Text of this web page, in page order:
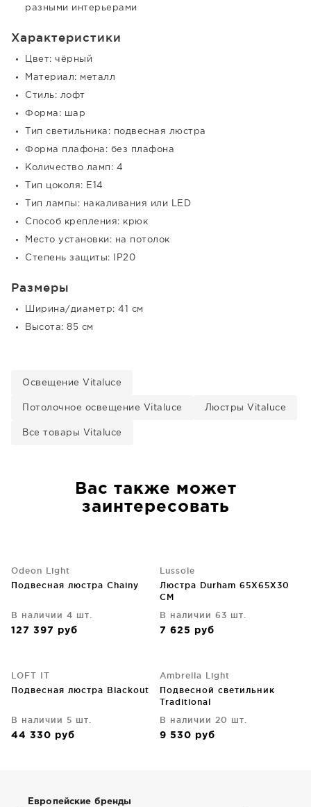
разными интерьерами
Характеристики
Цвет: чёрный
Материал: металл
Стиль: лофт
Форма: шар
Тип светильника: подвесная люстра
Форма плафона: без плафона
Количество ламп: 4
Тип цоколя: E14
Тип лампы: накаливания или LED
Способ крепления: крюк
Место установки: на потолок
Степень защиты: IP20
Размеры
Ширина/диаметр: 41 см
Высота: 85 см
Освещение Vitaluce
Потолочное освещение Vitaluce Люстры Vitaluce
Все товары Vitaluce
Вас также может
заинтересовать
Odeon Light
Подвесная люстра Chainy
В наличии 4 шт.
127 397 руб
Lussole
Люстра Durham 65X65X30
CM
В наличии 63 шт.
7 625 руб
LOFT IT
Подвесная люстра Blackout
В наличии 5 шт.
44 330 руб
Ambrella Light
Подвесной светильник
Traditional
В наличии 20 шт.
9 530 руб
Европейские бренды